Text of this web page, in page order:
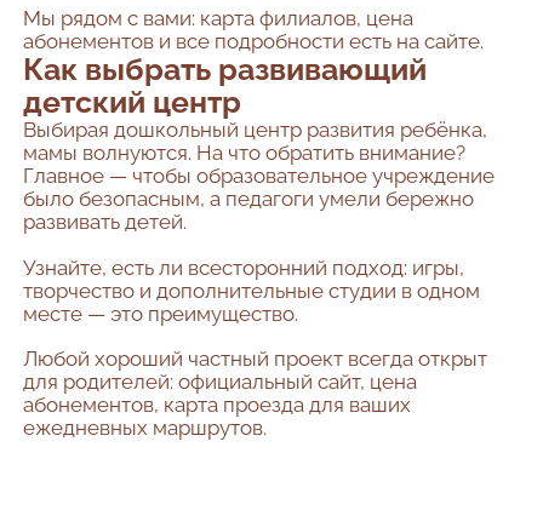
Мы рядом с вами: карта филиалов, цена
абонементов и все подробности есть на сайте.
Как выбрать развивающий
детский центр
Выбирая дошкольный центр развития ребёнка,
мамы волнуются. На что обратить внимание?
Главное — чтобы образовательное учреждение
было безопасным, а педагоги умели бережно
развивать детей.
Узнайте, есть ли всесторонний подход: игры,
творчество и дополнительные студии в одном
месте — это преимущество.
Любой хороший частный проект всегда открыт
для родителей: официальный сайт, цена
абонементов, карта проезда для ваших
ежедневных маршрутов.